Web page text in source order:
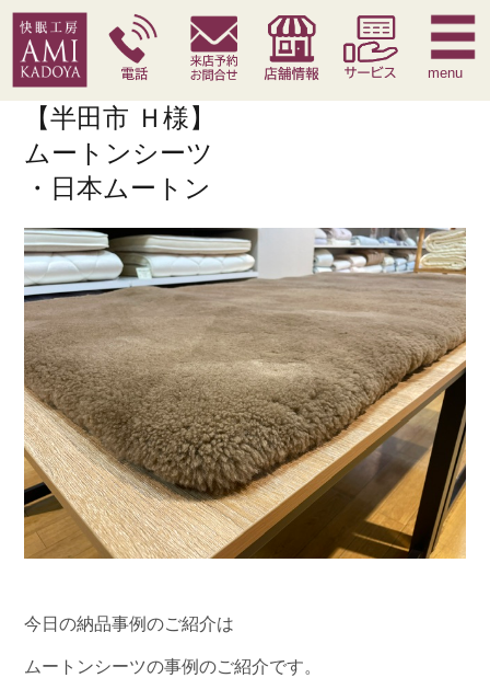
快眠枕 腰痛対策寝具 季節寝具 サービス
menu
【半田市 Ｈ様】
ムートンシーツ
・日本ムートン
今日の納品事例のご紹介は
ムートンシーツの事例のご紹介です。